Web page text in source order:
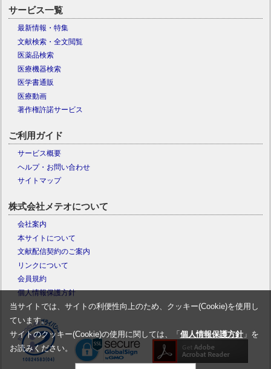
サービス一覧
最新情報・特集
文献検索・全文閲覧
医薬品検索
医療機器検索
医学書通販
医療動画
著作権許諾サービス
ご利用ガイド
サービス概要
ヘルプ・お問い合わせ
サイトマップ
株式会社メテオについて
会社案内
本サイトについて
文献配信契約のご案内
リンクについて
会員規約
個人情報保護方針
当サイトでは、サイトの利便性向上のため、クッキー(Cookie)を使用し
ています。
サイトのクッキー(Cookie)の使用に関しては、「 個人情報保護方針」を
お読みください。